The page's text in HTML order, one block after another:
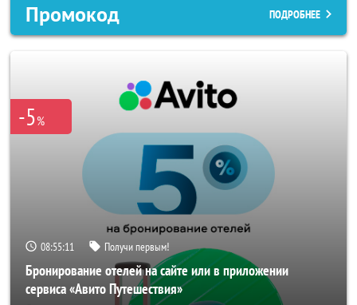
Промокод ПОДРОБНЕЕ
-5%
08:55:09 Получи первым!
Бронирование отелей на сайте или в приложении
сервиса «Авито Путешествия»